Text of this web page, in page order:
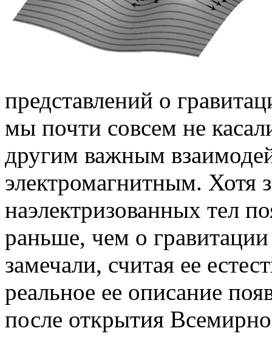
представлений о
мы почти совсем не
другим важным
электромагнитным. Хотя
наэлектризованных тел
раньше, чем о
замечали, считая ее
реальное ее описание
после открытия